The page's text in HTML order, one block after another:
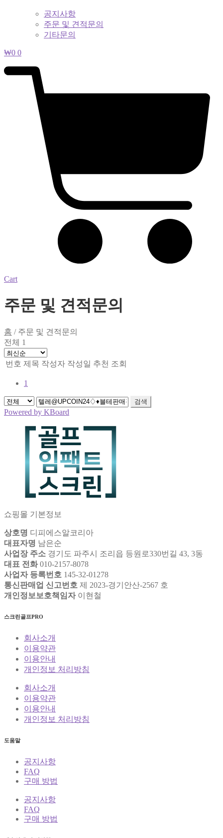
공지사항
주문 및 견적문의
기타문의
₩0 0
Cart
주문 및 견적문의
홈 / 주문 및 견적문의
전체 1
번호 제목 작성자 작성일 추천 조회
1
검색
Powered by KBoard
쇼핑몰 기본정보
상호명 디피에스알코리아
대표자명 남은순
사업장 주소 경기도 파주시 조리읍 등원로330번길 43, 3동
대표 전화010-2157-8078
사업자 등록번호 145-32-01278
통신판매업 신고번호 제 2023-경기안산-2567 호
개인정보보호책임자이현철
스크린골프PRO
회사소개
이용약관
이용안내
개인정보 처리방침
회사소개
이용약관
이용안내
개인정보 처리방침
도움말
공지사항
FAQ
구매 방법
공지사항
FAQ
구매 방법